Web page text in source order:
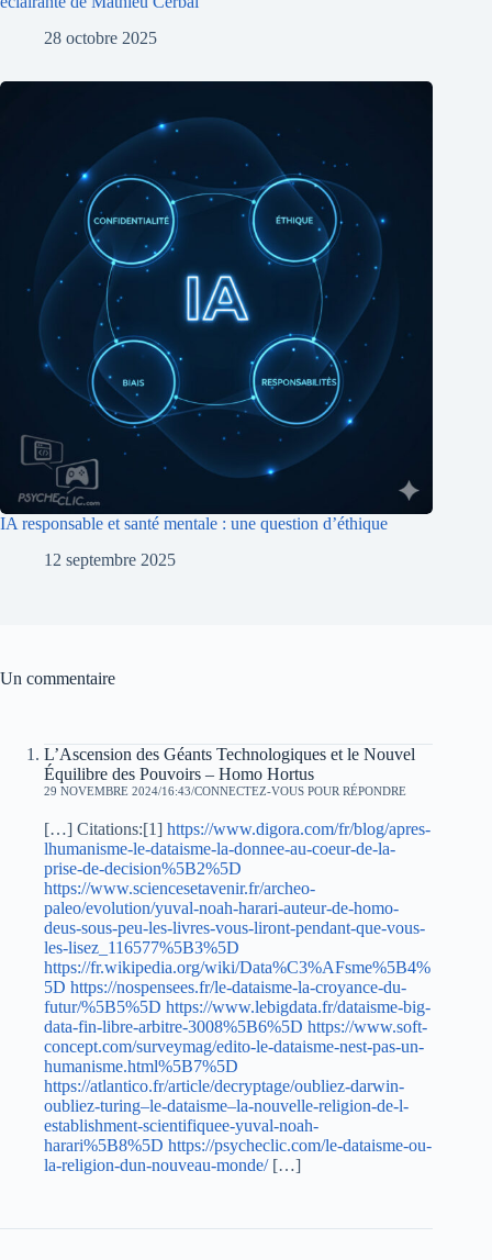
28 octobre 2025
IA responsable et santé mentale : une question d’éthique
12 septembre 2025
Un commentaire
L’Ascension des Géants Technologiques et le Nouvel
Équilibre des Pouvoirs – Homo Hortus
29 NOVEMBRE 2024/16:43 CONNECTEZ-VOUS POUR RÉPONDRE
[…] Citations:[1] https://www.digora.com/fr/blog/apres-
lhumanisme-le-dataisme-la-donnee-au-coeur-de-la-
prise-de-decision%5B2%5D
https://www.sciencesetavenir.fr/archeo-
paleo/evolution/yuval-noah-harari-auteur-de-homo-
deus-sous-peu-les-livres-vous-liront-pendant-que-vous-
les-lisez_116577%5B3%5D
https://fr.wikipedia.org/wiki/Data%C3%AFsme%5B4%
5D https://nospensees.fr/le-dataisme-la-croyance-du-
futur/%5B5%5D https://www.lebigdata.fr/dataisme-big-
data-fin-libre-arbitre-3008%5B6%5D https://www.soft-
concept.com/surveymag/edito-le-dataisme-nest-pas-un-
humanisme.html%5B7%5D
https://atlantico.fr/article/decryptage/oubliez-darwin-
oubliez-turing–le-dataisme–la-nouvelle-religion-de-l-
establishment-scientifiquee-yuval-noah-
harari%5B8%5D https://psycheclic.com/le-dataisme-ou-
la-religion-dun-nouveau-monde/[…]